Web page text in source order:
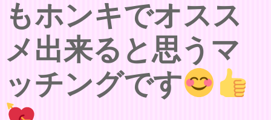
もホンキでオスス
メ出来ると思うマ
ッチングです